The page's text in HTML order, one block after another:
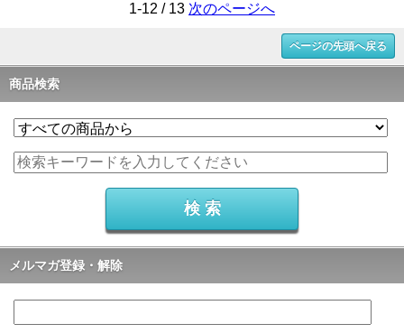
1-12 / 13 次のページへ
ページの先頭へ戻る
商品検索
メルマガ登録・解除